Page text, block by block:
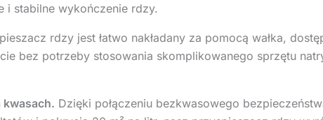
i stabilne wykończenie rdzy.
rdzy jest łatwo nakładany za pomocą wałka,
bez potrzeby stosowania skomplikowanego sprzętu
kwasach. Dzięki połączeniu bezkwasowego